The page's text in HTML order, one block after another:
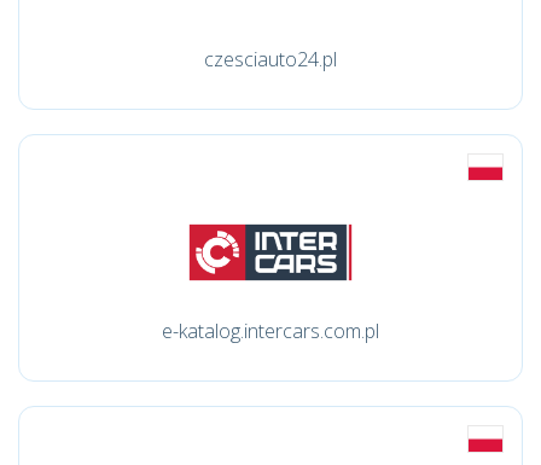
czesciauto24.pl
e-katalog.intercars.com.pl